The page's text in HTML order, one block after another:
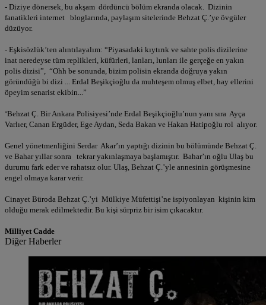
- Diziye dönersek, bu akşam dördüncü bölüm ekranda olacak. Dizinin
fanatikleri internet bloglarında, paylaşım sitelerinde Behzat Ç.’ye övgüler
düzüyor.
- Eşkisözlük’ten alıntılayalım: “Piyasadaki kıytırık ve sahte polis dizilerine
inat neredeyse tüm replikleri, küfürleri, lanları, lunları ile gerçeğe en yakın
polis dizisi”, “Ohh be sonunda, bizim polisin ekranda doğruya yakın
göründüğü bi dizi ... Erdal Beşikçioğlu da muhteşem olmuş elbet, hay ellerini
öpeyim senarist ekibin...”
‘Behzat Ç. Bir Ankara Polisiyesi’nde Erdal Beşikçioğlu’nun yanı sıra Ayça
Varlıer, Canan Ergüder, Ege Aydan, Seda Bakan ve Hakan Hatipoğlu rol alıyor.
Genel yönetmenliğini Serdar Akar’ın yaptığı dizinin bu bölümünde Behzat Ç.
ve Bahar yıllar sonra tekrar yakınlaşmaya başlamıştır. Bahar’ın oğlu Ulaş bu
durumu fark eder ve rahatsız olur. Ulaş, Behzat Ç.’yle annesinin görüşmesine
engel olmaya karar verir.
Cinayet Büroda Behzat Ç.’yi Mülkiye Müfettişi’ne ispiyonlayan kişinin kim
olduğu merak edilmektedir. Bu kişi sürpriz bir isim çıkacaktır.
Milliyet Cadde
Diğer Haberler